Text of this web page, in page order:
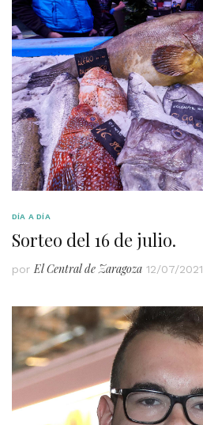
DÍA A DÍA
Sorteo del 16 de julio.
por El Central de Zaragoza 12/07/2021